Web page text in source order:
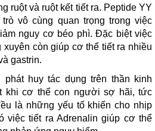
ruột và ruột kết tiết ra. Peptide YY
vô cùng quan trọng trong việc
nguy cơ béo phì. Đặc biệt việc
còn giúp cơ thể tiết ra nhiều
gastrin.
phát huy tác dụng trên thần kinh
khi cơ thể con người sợ hãi, tức
là những yếu tố khiến cho nhịp
việc tiết ra Adrenalin giúp cơ thể